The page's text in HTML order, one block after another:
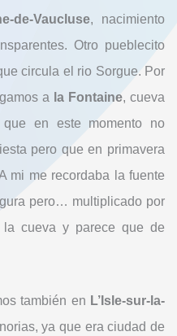
de-Vaucluse, nacimiento
Otro pueblecito
circula el rio Sorgue. Por
a la Fontaine, cueva
en este momento no
pero que en primavera
mi me recordaba la fuente
pero… multiplicado por
cueva y parece que de
también en L’Isle-sur-la-
ya que era ciudad de